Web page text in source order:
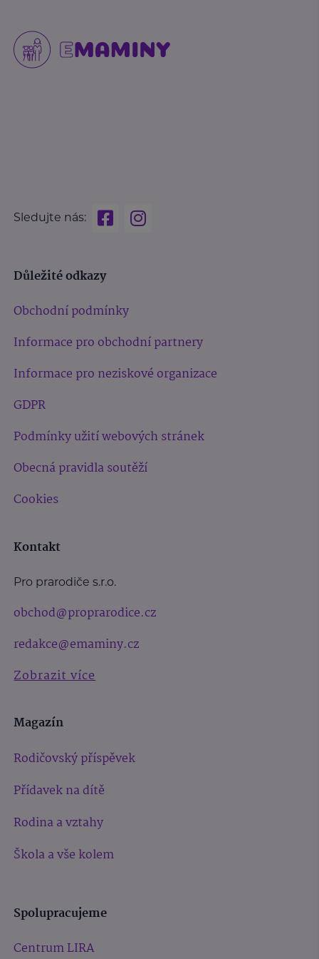
Sledujte nás:
Důležité odkazy
Obchodní podmínky
Informace pro obchodní partnery
Informace pro neziskové organizace
GDPR
Podmínky užití webových stránek
Obecná pravidla soutěží
Cookies
Kontakt
Pro prarodiče s.r.o.
obchod@proprarodice.cz
redakce@emaminy.cz
Zobrazit více
Magazín
Rodičovský příspěvek
Přídavek na dítě
Rodina a vztahy
Škola a vše kolem
Spolupracujeme
Centrum LIRA